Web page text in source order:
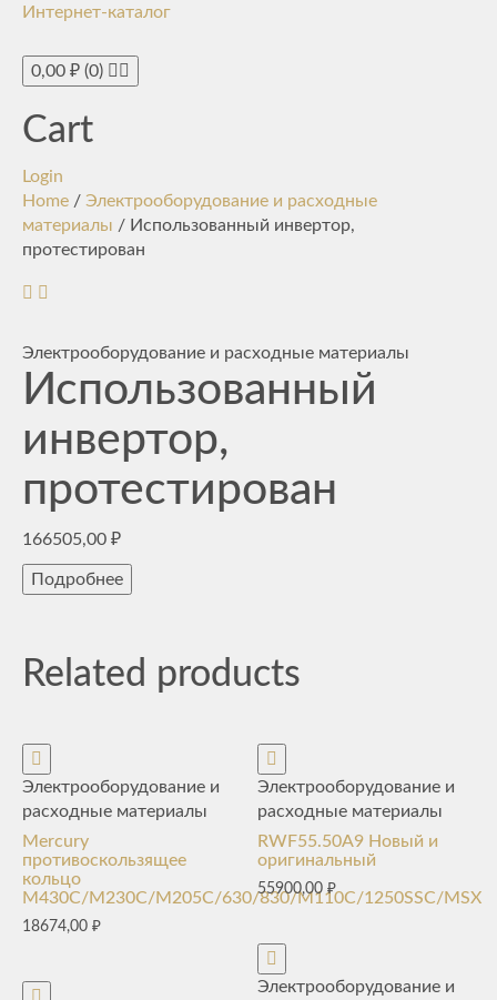
Интернет-каталог
0,00 ₽ (0)
Cart
Login
Home / Электрооборудование и расходные
материалы / Использованный инвертор,
протестирован
Электрооборудование и расходные материалы
Использованный
инвертор,
протестирован
166505,00 ₽
Подробнее
Related products
Электрооборудование и
расходные материалы
Mercury
противоскользящее
кольцо
M430C/M230C/M205C/630/830/M110C/1250SSC/MSX
18674,00 ₽
Электрооборудование и
расходные материалы
RWF55.50A9 Новый и
оригинальный
55900,00₽
Электрооборудование и